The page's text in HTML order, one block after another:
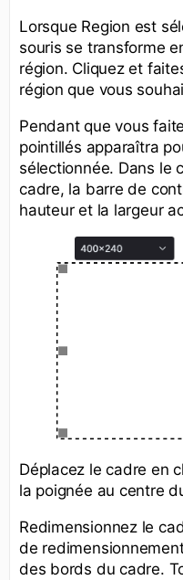
Lorsque Region est
souris se transforme
région. Cliquez et
région que vous
Pendant que vous
pointillés apparaîtra
sélectionnée. Dans le
cadre, la barre de
hauteur et la largeur
Déplacez le cadre en
la poignée au centre
Redimensionnez le
de
des bords du cadre.